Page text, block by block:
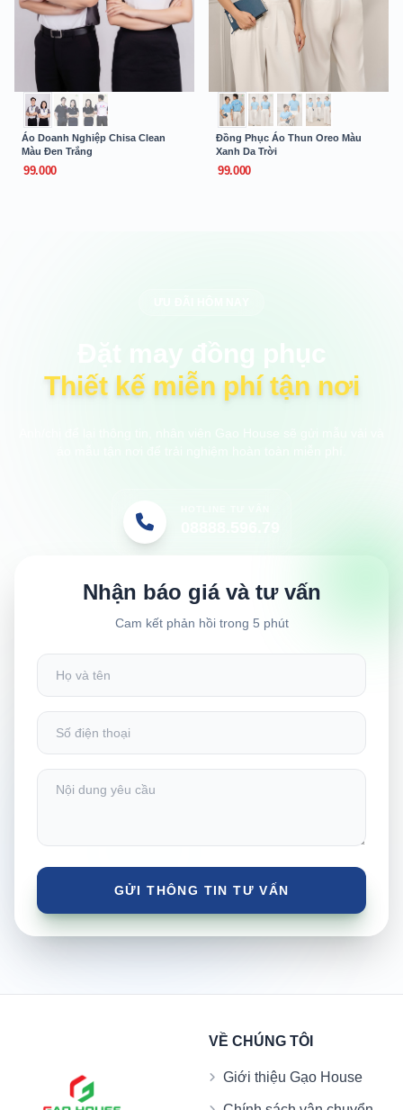
Áo Doanh Nghiệp Chisa Clean
Màu Đen Trắng
99.000
Đồng Phục Áo Thun Oreo Màu
Xanh Da Trời
99.000
Thiết kế miễn phí tận nơi
Nhận báo giá và tư vấn
Cam kết phản hồi trong 5 phút
VỀ CHÚNG TÔI
Giới thiệu Gạo House